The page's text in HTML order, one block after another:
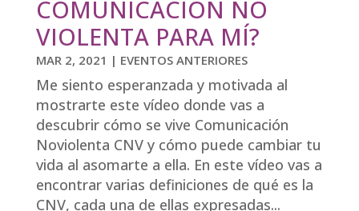
COMUNICACIÓN NO
VIOLENTA PARA MÍ?
MAR 2, 2021 | EVENTOS ANTERIORES
Me siento esperanzada y motivada al
mostrarte este vídeo donde vas a
descubrir cómo se vive Comunicación
Noviolenta CNV y cómo puede cambiar tu
vida al asomarte a ella. En este vídeo vas a
encontrar varias definiciones de qué es la
CNV, cada una de ellas expresadas...